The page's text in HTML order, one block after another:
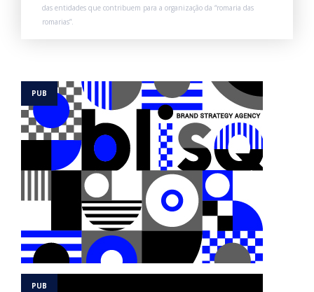
das entidades que contribuem para a organização da “romaria das
romarias”.